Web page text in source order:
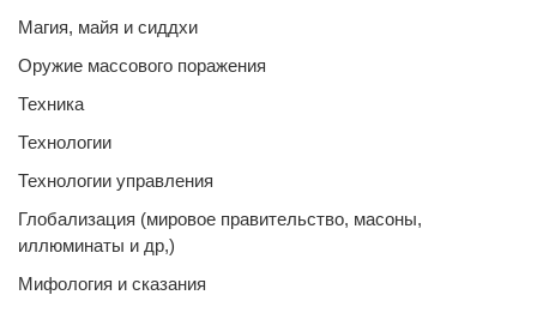
Магия, майя и сиддхи
Оружие массового поражения
Техника
Технологии
Технологии управления
Глобализация (мировое правительство, масоны,
иллюминаты и др,)
Мифология и сказания